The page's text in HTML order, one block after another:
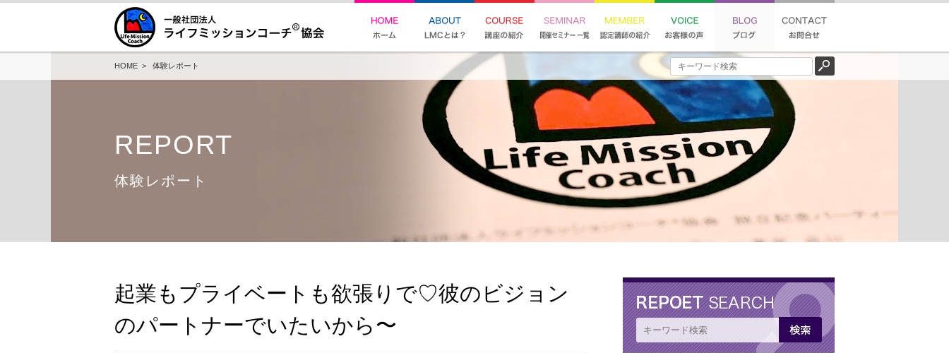
HOME > 体験レポート
REPORT
体験レポート
起業もプライベートも欲張りで♡彼のビジョン
のパートナーでいたいから〜